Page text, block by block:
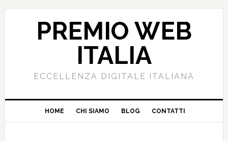
PREMIO WEB
ITALIA
ECCELLENZA DIGITALE ITALIANA
HOME CHI SIAMO BLOG CONTATTI